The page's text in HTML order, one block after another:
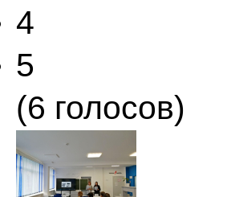
4
5
(6 голосов)